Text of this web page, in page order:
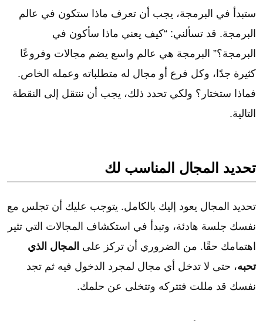
ستبدأ في البرمجة، يجب أن تعرف ماذا ستكون في عالم
البرمجة. قد تسألني: “كيف يعني ماذا سأكون في
البرمجة؟” البرمجة هي عالم واسع يضم مجالات وفروعًا
كثيرة جدًا، وكل فرع أو مجال له متطلباته وعمله الخاص.
فماذا ستختار؟ ولكي تحدد ذلك، يجب أن ننتقل إلى النقطة
التالية.
تحديد المجال المناسب لك
تحديد المجال يعود إليك بالكامل. يتوجب عليك أن تجلس مع
نفسك جلسة هادئة، وتبدأ في استكشاف المجالات التي تثير
اهتمامك حقًا. من الضروري أن تركز على المجال الذي
تحبه، حتى لا تدخل أي مجال لمجرد الدخول فيه ثم تجد
نفسك قد مللت فتتركه وتتخلى عن حلمك.